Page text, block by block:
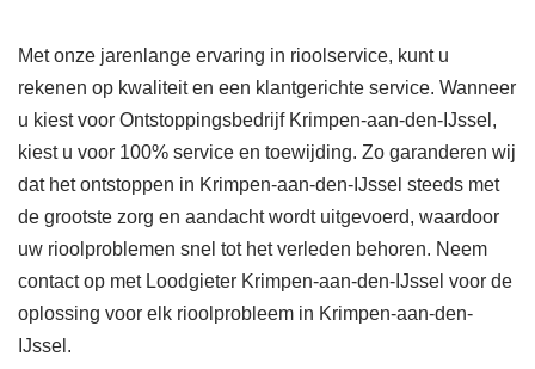
Met onze jarenlange ervaring in rioolservice, kunt u
rekenen op kwaliteit en een klantgerichte service. Wanneer
u kiest voor Ontstoppingsbedrijf Krimpen-aan-den-IJssel,
kiest u voor 100% service en toewijding. Zo garanderen wij
dat het ontstoppen in Krimpen-aan-den-IJssel steeds met
de grootste zorg en aandacht wordt uitgevoerd, waardoor
uw rioolproblemen snel tot het verleden behoren. Neem
contact op met Loodgieter Krimpen-aan-den-IJssel voor de
oplossing voor elk rioolprobleem in Krimpen-aan-den-
IJssel.